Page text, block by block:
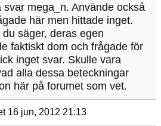
svar mega_n. Använde också
här men hittade inget.
säger, deras egen
faktiskt dom och frågade för
inget svar. Skulle vara
alla dessa beteckningar
här på forumet som vet.
16 jun, 2012 21:13